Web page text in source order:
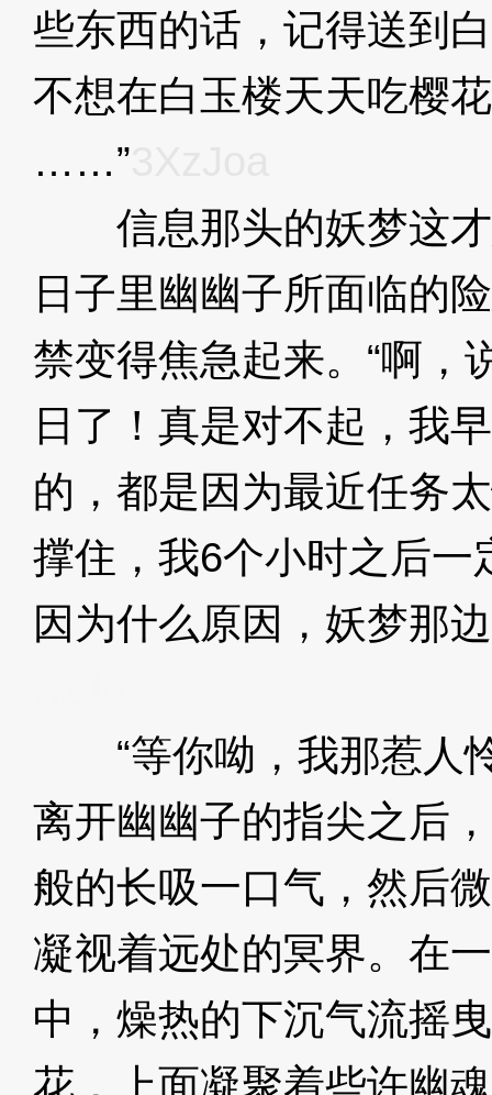
些东西的话，记得送到
不想在白玉楼天天吃樱
……”
信息那头的妖梦这才
日子里幽幽子所面临的
禁变得焦急起来。“啊，
日了！真是对不起，我
的，都是因为最近任务
撑住，我6个小时之后一
因为什么原因，妖梦那
“等你呦，我那惹人
离开幽幽子的指尖之后
般的长吸一口气，然后
凝视着远处的冥界。在
中，燥热的下沉气流摇
花，上面凝聚着些许幽